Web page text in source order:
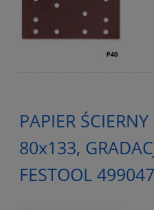
PAPIER
80x133,
FESTOOL 499047